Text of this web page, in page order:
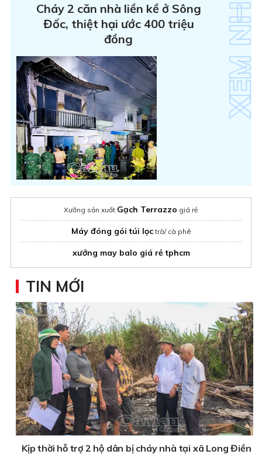
Cháy 2 căn nhà liền kề ở Sông
Đốc, thiệt hại ước 400 triệu
đồng
Xưởng sản xuất Gạch Terrazzo giá rẻ
Máy đóng gói túi lọctrà/ cà phê
xưởng may balo giá rẻ tphcm
TIN MỚI
Kịp thời hỗ trợ 2 hộ dân bị cháy nhà tại xã Long Điền